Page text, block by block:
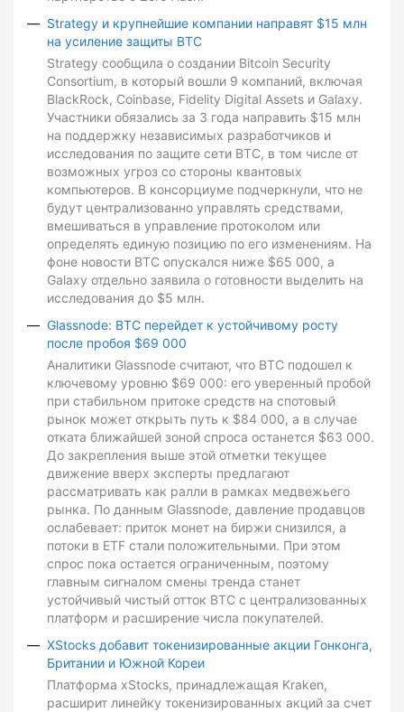
Strategy и крупнейшие компании направят $15 млн
на усиление защиты BTC
Strategy сообщила о создании Bitcoin Security
Consortium, в который вошли 9 компаний, включая
BlackRock, Coinbase, Fidelity Digital Assets и Galaxy.
Участники обязались за 3 года направить $15 млн
на поддержку независимых разработчиков и
исследования по защите сети BTC, в том числе от
возможных угроз со стороны квантовых
компьютеров. В консорциуме подчеркнули, что не
будут централизованно управлять средствами,
вмешиваться в управление протоколом или
определять единую позицию по его изменениям. На
фоне новости BTC опускался ниже $65 000, а
Galaxy отдельно заявила о готовности выделить на
исследования до $5 млн.
Glassnode: BTC перейдет к устойчивому росту
после пробоя $69 000
Аналитики Glassnode считают, что BTC подошел к
ключевому уровню $69 000: его уверенный пробой
при стабильном притоке средств на спотовый
рынок может открыть путь к $84 000, а в случае
отката ближайшей зоной спроса останется $63 000.
До закрепления выше этой отметки текущее
движение вверх эксперты предлагают
рассматривать как ралли в рамках медвежьего
рынка. По данным Glassnode, давление продавцов
ослабевает: приток монет на биржи снизился, а
потоки в ETF стали положительными. При этом
спрос пока остается ограниченным, поэтому
главным сигналом смены тренда станет
устойчивый чистый отток BTC с централизованных
платформ и расширение числа покупателей.
XStocks добавит токенизированные акции Гонконга,
Британии и Южной Кореи
Платформа xStocks, принадлежащая Kraken,
расширит линейку токенизированных акций за счет